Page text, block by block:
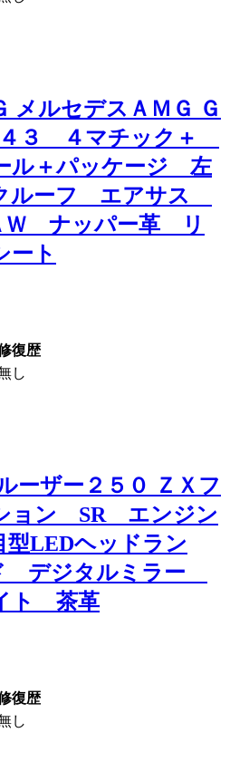
メルセデスＡＭＧ Ｇ
４３ ４マチック＋
ル＋パッケージ 左
ルーフ エアサス
Ｗ ナッパー革 リ
ート
復歴
し
ーザー２５０ ＺＸフ
ョン SR エンジン
LEDヘッドラン
デジタルミラー
ト 茶革
復歴
し